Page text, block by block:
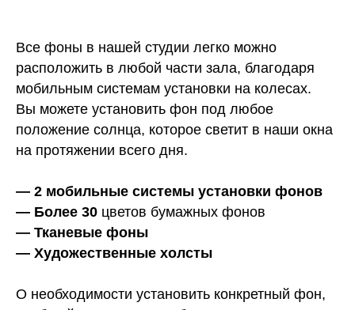
Все фоны в нашей студии легко можно
расположить в любой части зала, благодаря
мобильным системам установки на колесах.
Вы можете установить фон под любое
положение солнца, которое светит в наши окна
на протяжении всего дня.
— 2 мобильные системы установки фонов
— Более 30 цветов бумажных фонов
— Тканевые фоны
— Художественные холсты
О необходимости установить конкретный фон,